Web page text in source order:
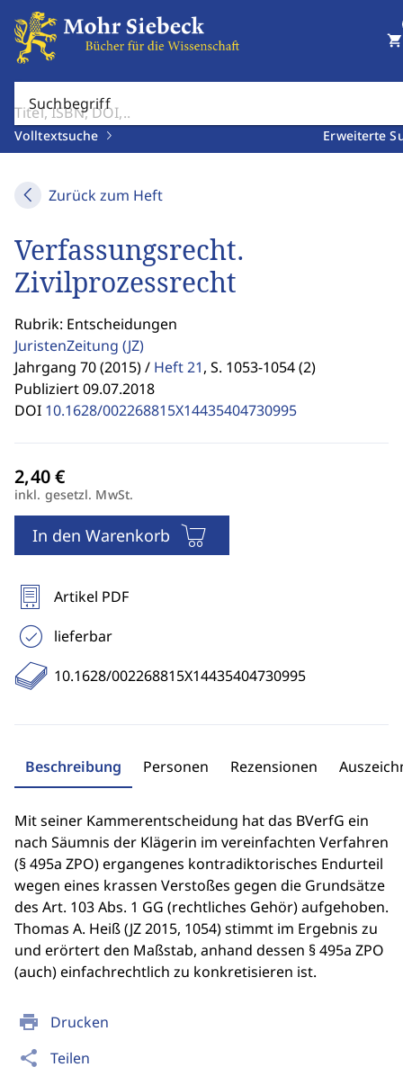
Suchbegriff
Volltextsuche Erweiterte
shopping_cart
Zurück zum Heft
print Drucken
share Teilen
Verfassungsrecht.
Zivilprozessrecht
Rubrik: Entscheidungen
JuristenZeitung (JZ)
Jahrgang 70 (2015) / Heft 21, S. 1053-1054 (2)
Publiziert 09.07.2018
DOI 10.1628/002268815X14435404730995
inkl. gesetzl. MwSt.
In den Warenkorb
Artikel PDF
lieferbar
10.1628/002268815X14435404730995
Beschreibung Personen Rezensionen
Mit seiner Kammerentscheidung hat das BVerfG ein
nach Säumnis der Klägerin im vereinfachten Verfahren
(§ 495a ZPO) ergangenes kontradiktorisches Endurteil
wegen eines krassen Verstoßes gegen die Grundsätze
des Art. 103 Abs. 1 GG (rechtliches Gehör) aufgehoben.
Thomas A. Heiß (JZ 2015, 1054) stimmt im Ergebnis zu
und erörtert den Maßstab, anhand dessen § 495a ZPO
(auch) einfachrechtlich zu konkretisieren ist.